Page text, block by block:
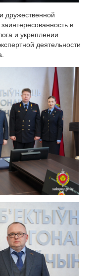
дружественной
в
и укреплении
деятельности